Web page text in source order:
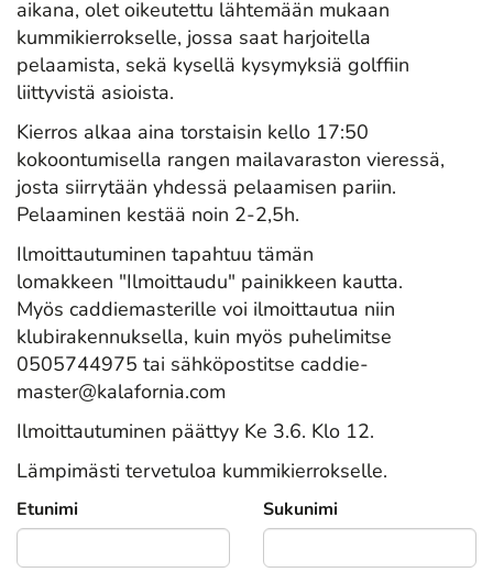
aikana, olet oikeutettu lähtemään mukaan
kummikierrokselle, jossa saat harjoitella
pelaamista, sekä kysellä kysymyksiä golffiin
liittyvistä asioista.
Kierros alkaa aina torstaisin kello 17:50
kokoontumisella rangen mailavaraston vieressä,
josta siirrytään yhdessä pelaamisen pariin.
Pelaaminen kestää noin 2-2,5h.
Ilmoittautuminen tapahtuu tämän
lomakkeen "Ilmoittaudu" painikkeen kautta.
Myös caddiemasterille voi ilmoittautua niin
klubirakennuksella, kuin myös puhelimitse
0505744975 tai sähköpostitse caddie-
master@kalafornia.com
Ilmoittautuminen päättyy Ke 3.6. Klo 12.
Lämpimästi tervetuloa kummikierrokselle.
Etunimi Sukunimi